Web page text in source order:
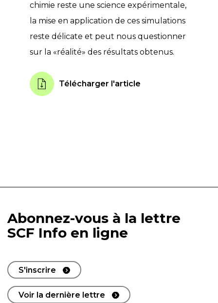
chimie reste une science expérimentale,
la mise en application de ces simulations
reste délicate et peut nous questionner
sur la «réalité» des résultats obtenus.
Télécharger l'article
Abonnez-vous à la lettre
SCF Info en ligne
S'inscrire
Voir la dernière lettre